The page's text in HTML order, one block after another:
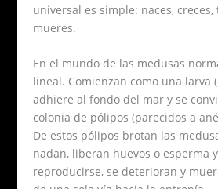
universal es simple: naces,
mueres.
En el mundo de las medusas
lineal. Comienzan como una larva
adhiere al fondo del mar y se
colonia de pólipos (parecidos a
De estos pólipos brotan las
nadan, liberan huevos o esperma
reproducirse, se deterioran y